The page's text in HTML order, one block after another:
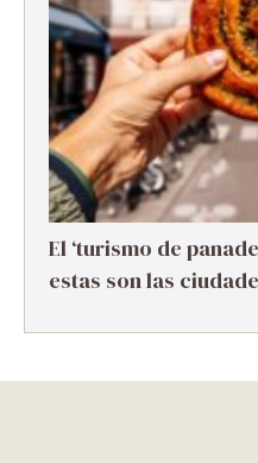
El ‘turismo de
estas son las